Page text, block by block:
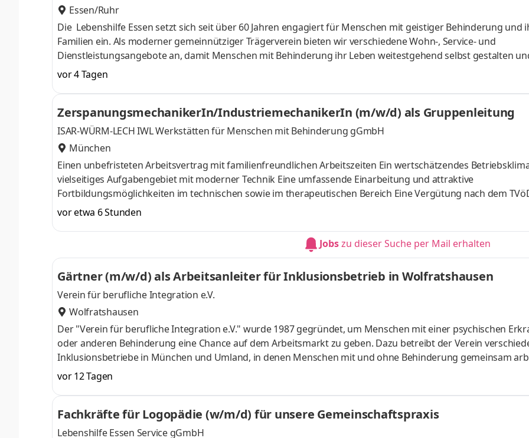
Essen/Ruhr
Die Lebenshilfe Essen setzt sich seit über 60 Jahren engagiert für Menschen mit geistiger Behinderung und
Familien ein. Als moderner gemeinnütziger Trägerverein bieten wir verschiedene Wohn-, Service- und
Dienstleistungsangebote an, damit Menschen mit Behinderung ihr Leben weitestgehend selbst gestalten
bestimmen sowie ihre Rechte wahrnehmen können. Dafür setzen sich unsere über 400 qualifizierten
Mitarbeiter*innen tagtäglich ein. Betreuen von Menschen in den eigenen vier Wänden, im ambulanten Setting
Begleiten, Fördern und Anleiten von Menschen mit unterschiedlichen Bedarfen im Alltag Eigene und flexible
der Betreuungseinheiten (eigene Einsatzplanung) Aktives Entwickeln vo
vor 4 Tagen
ZerspanungsmechanikerIn/IndustriemechanikerIn (m/w/d) als Gruppenleitung
ISAR-WÜRM-LECH IWL Werkstätten für Menschen mit Behinderung gGmbH
München
Einen unbefristeten Arbeitsvertrag mit familienfreundlichen Arbeitszeiten Ein wertschätzendes
vielseitiges Aufgabengebiet mit moderner Technik Eine umfassende Einarbeitung und attraktive
Fortbildungsmöglichkeiten im technischen sowie im therapeutischen Bereich Eine Vergütung nach dem
Großraumzulage, tariflichen Zulagen und Jahressonderzahlungen Zusätzliche arbeitgeberfinanzierte
gelegen, auch öffentlich gut zu erreichen Sie erfüllen gemeinsam mit dem Team unseren
programmieren und bedienen Dreh- oder Fräsmaschinen mit Fanuc
vor etwa 6 Stunden
Jobszu dieser Suche per Mail erhalten
Gärtner (m/w/d) als Arbeitsanleiter für Inklusionsbetrieb in Wolfratshausen
Verein für berufliche Integration e.V.
Wolfratshausen
Der "Verein für berufliche Integration e.V." wurde 1987 gegründet, um Menschen mit einer psychischen
oder anderen Behinderung eine Chance auf dem Arbeitsmarkt zu geben. Dazu betreibt der Verein
Inklusionsbetriebe in München und Umland, in denen Menschen mit und ohne Behinderung gemeinsam
unserem Inklusionsbetrieb des Garten- und Landschaftsbaus HORTUS in Wolfratshausen werden alle
landschaftsgärtnerischen Arbeiten für Unternehmen und öffentliche Auftraggeber sowie für Privatkunden
ausgeführt. Die Baustellen befinden sich in München (Stadt und südlicher Landkreis) sowie im Landkreis Bad
Wolfratshausen.Ab sofort suchen wir für die eigenverant
vor 12 Tagen
Fachkräfte für Logopädie (w/m/d) für unsere Gemeinschaftspraxis
Lebenshilfe Essen Service gGmbH